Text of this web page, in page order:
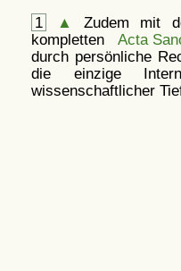
1 ▲
Zudem mit
kompletten Acta
durch persönliche
die einzige
wissenschaftlicher